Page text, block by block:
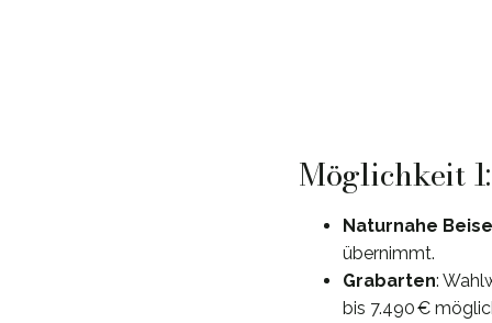
Möglichkeit
Naturnahe
übernimmt.
Grabarten:
bis 7.490 €